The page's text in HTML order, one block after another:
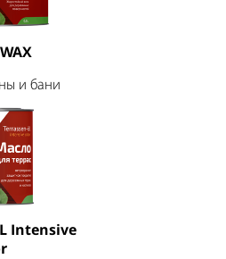
и бани
Intensive